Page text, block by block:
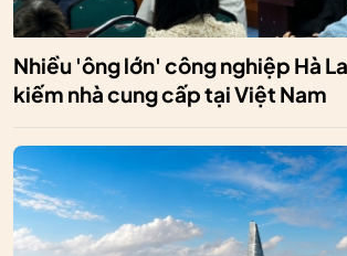
Nhiều 'ông lớn' công nghiệp Hà
kiếm nhà cung cấp tại Việt Nam